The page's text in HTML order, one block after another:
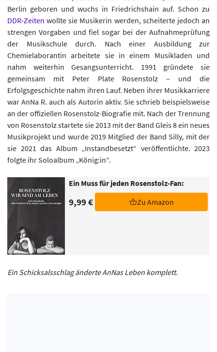
Berlin geboren und wuchs in Friedrichshain auf. Schon zu
DDR-Zeiten wollte sie Musikerin werden, scheiterte jedoch an
strengen Vorgaben und fiel sogar bei der Aufnahmeprüfung
der Musikschule durch. Nach einer Ausbildung zur
Chemielaborantin arbeitete sie in einem Musikladen und
nahm weiterhin Gesangsunterricht. 1991 gründete sie
gemeinsam mit Peter Plate Rosenstolz – und die
Erfolgsgeschichte nahm ihren Lauf. Neben ihrer Musikkarriere
war AnNa R. auch als Autorin aktiv. Sie schrieb beispielsweise
an der offiziellen Rosenstolz-Biografie mit. Nach der Trennung
von Rosenstolz startete sie 2013 mit der Band Gleis 8 ein neues
Musikprojekt und wurde 2019 Mitglied der Band Silly, mit der
sie 2021 das Album „Instandbesetzt“ veröffentlichte. 2023
folgte ihr Soloalbum „König:in“.
Ein Muss für jeden Rosenstolz-Fan:
9,99 € Zu Amazon
Ein Schicksalsschlag änderte AnNas Leben komplett.